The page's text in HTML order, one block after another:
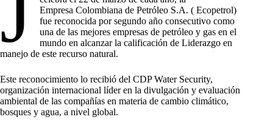
Empresa Colombiana de Petróleo S.A. ( Ecopetrol)
fue reconocida por segundo año consecutivo como
una de las mejores empresas de petróleo y gas en el
mundo en alcanzar la calificación de Liderazgo en
manejo de este recurso natural.
​Este reconocimiento lo recibió del CDP Water Security,
organización internacional líder en la divulgación y evaluación
ambiental de las compañías en materia de cambio climático,
bosques y agua, a nivel global.